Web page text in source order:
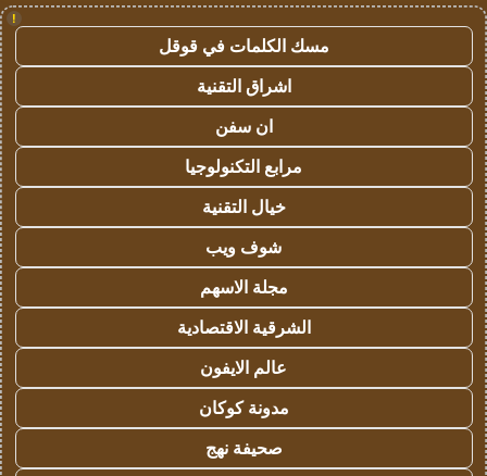
!
مسك الكلمات في قوقل
اشراق التقنية
ان سفن
مرابع التكنولوجيا
خيال التقنية
شوف ويب
مجلة الاسهم
الشرقية الاقتصادية
عالم الايفون
مدونة كوكان
صحيفة نهج